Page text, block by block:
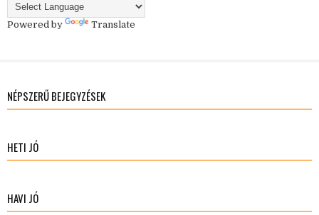
Powered by Translate
NÉPSZERŰ BEJEGYZÉSEK
HETI JÓ
HAVI JÓ